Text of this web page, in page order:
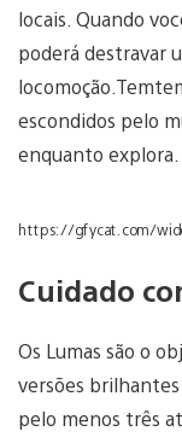
locais. Quando
poderá destravar
escondidos pelo
enquanto explora.
https://gfycat.com/
Cuidado
Os Lumas são o
versões
pelo menos três